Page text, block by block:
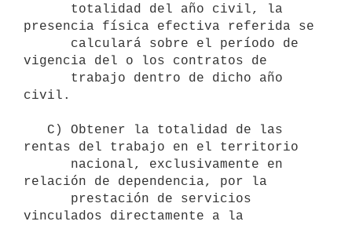
presencia física efectiva referida se
vigencia del o los contratos de
civil.
rentas del trabajo en el territorio
relación de dependencia, por la
vinculados directamente a la